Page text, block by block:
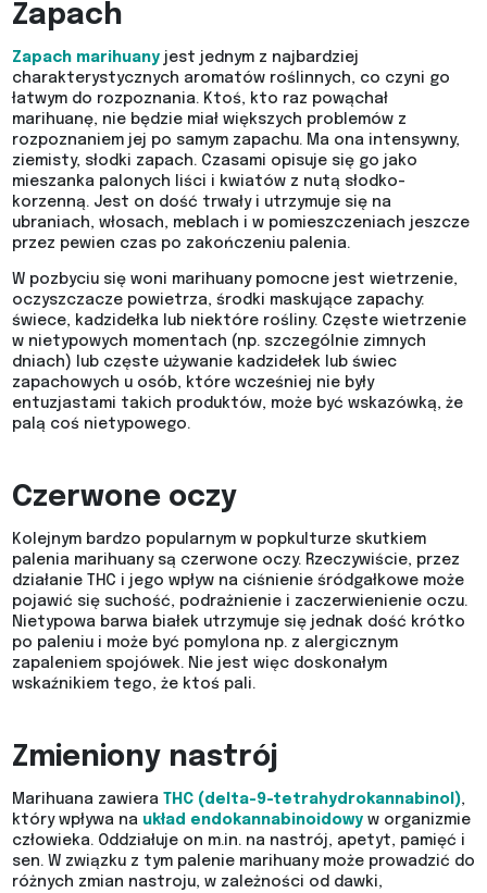
Zapach
Zapach marihuanyjest jednym z najbardziej
charakterystycznych aromatów roślinnych, co czyni go
łatwym do rozpoznania. Ktoś, kto raz powąchał
marihuanę, nie będzie miał większych problemów z
rozpoznaniem jej po samym zapachu. Ma ona intensywny,
ziemisty, słodki zapach. Czasami opisuje się go jako
mieszanka palonych liści i kwiatów z nutą słodko-
korzenną. Jest on dość trwały i utrzymuje się na
ubraniach, włosach, meblach i w pomieszczeniach jeszcze
przez pewien czas po zakończeniu palenia.
W pozbyciu się woni marihuany pomocne jest wietrzenie,
oczyszczacze powietrza, środki maskujące zapachy:
świece, kadzidełka lub niektóre rośliny. Częste wietrzenie
w nietypowych momentach (np. szczególnie zimnych
dniach) lub częste używanie kadzidełek lub świec
zapachowych u osób, które wcześniej nie były
entuzjastami takich produktów, może być wskazówką, że
palą coś nietypowego.
Czerwone oczy
Kolejnym bardzo popularnym w popkulturze skutkiem
palenia marihuany są czerwone oczy. Rzeczywiście, przez
działanie THC i jego wpływ na ciśnienie śródgałkowe może
pojawić się suchość, podrażnienie i zaczerwienienie oczu.
Nietypowa barwa białek utrzymuje się jednak dość krótko
po paleniu i może być pomylona np. z alergicznym
zapaleniem spojówek. Nie jest więc doskonałym
wskaźnikiem tego, że ktoś pali.
Zmieniony nastrój
Marihuana zawiera THC (delta-9-tetrahydrokannabinol),
który wpływa na układ endokannabinoidowyw organizmie
człowieka. Oddziałuje on m.in. na nastrój, apetyt, pamięć i
sen. W związku z tym palenie marihuany może prowadzić do
różnych zmian nastroju, w zależności od dawki,